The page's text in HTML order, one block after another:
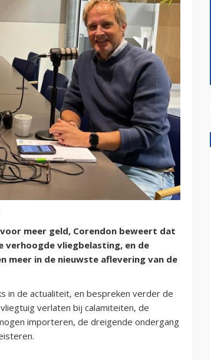
meer geld, Corendon beweert dat
verhoogde vliegbelasting, en de
meer in de nieuwste aflevering van de
in de actualiteit, en bespreken verder de
verlaten bij calamiteiten, de
importeren, de dreigende ondergang